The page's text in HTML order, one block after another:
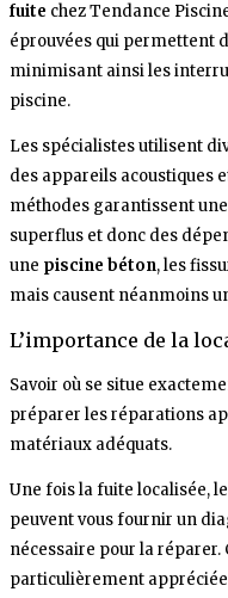
fuite chez Tendance
éprouvées qui permettent
minimisant ainsi les
piscine.
Les spécialistes utilisent
des appareils acoustiques
méthodes garantissent
superflus et donc des
une piscine béton, les
mais causent néanmoins
L’importance de la
Savoir où se situe
préparer les réparations
matériaux adéquats.
Une fois la fuite localisée,
peuvent vous fournir un
nécessaire pour la
particulièrement